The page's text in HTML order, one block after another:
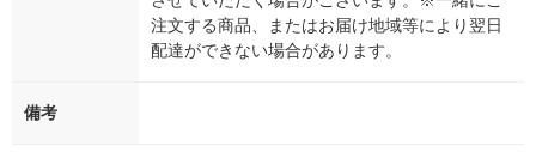
注文する商品、またはお届け地域等により翌日
配達ができない場合があります。
備考